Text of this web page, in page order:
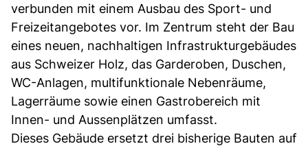
verbunden mit einem Ausbau des Sport- und
Freizeitangebotes vor. Im Zentrum steht der Bau
eines neuen, nachhaltigen Infrastrukturgebäudes
aus Schweizer Holz, das Garderoben, Duschen,
WC-Anlagen, multifunktionale Nebenräume,
Lagerräume sowie einen Gastrobereich mit
Innen- und Aussenplätzen umfasst.
Dieses Gebäude ersetzt drei bisherige Bauten auf